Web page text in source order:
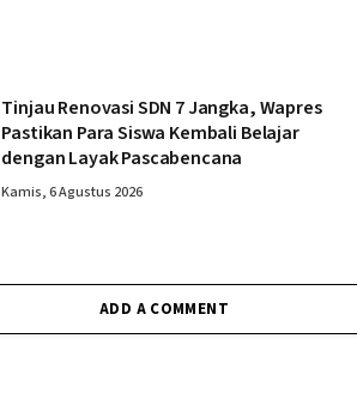
Tinjau Renovasi SDN 7 Jangka, Wapres
Pastikan Para Siswa Kembali Belajar
dengan Layak Pascabencana
Kamis, 6 Agustus 2026
ADD A COMMENT